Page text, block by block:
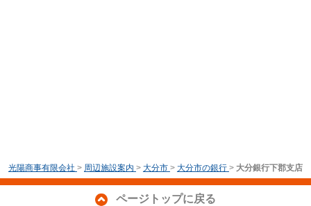
光陽商事有限会社 > 周辺施設案内 > 大分市 > 大分市の銀行 > 大分銀行下郡支店
ページトップに戻る